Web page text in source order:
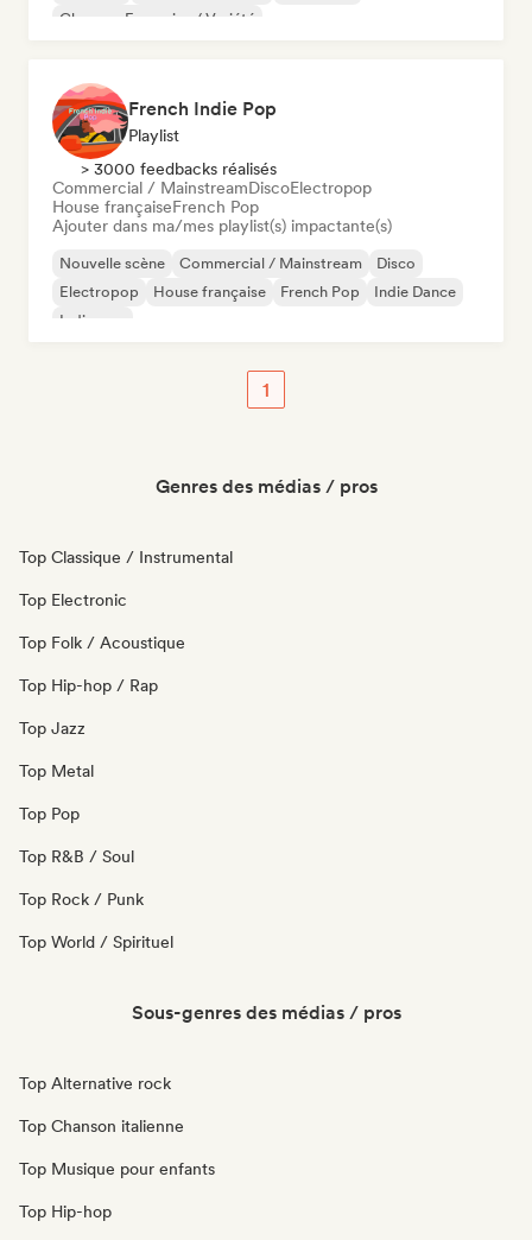
Chanson Française / Variété
French Indie Pop
Playlist
> 3000 feedbacks réalisés
Commercial / MainstreamDiscoElectropop
House françaiseFrench Pop
Ajouter dans ma/mes playlist(s) impactante(s)
Nouvelle scène Commercial / Mainstream
Disco
Electropop
House française French Pop
Indie Dance
Indie pop
1
Genres des médias / pros
Top Classique / Instrumental
Top Electronic
Top Folk / Acoustique
Top Hip-hop / Rap
Top Jazz
Top Metal
Top Pop
Top R&B / Soul
Top Rock / Punk
Top World / Spirituel
Sous-genres des médias / pros
Top Alternative rock
Top Chanson italienne
Top Musique pour enfants
Top Hip-hop